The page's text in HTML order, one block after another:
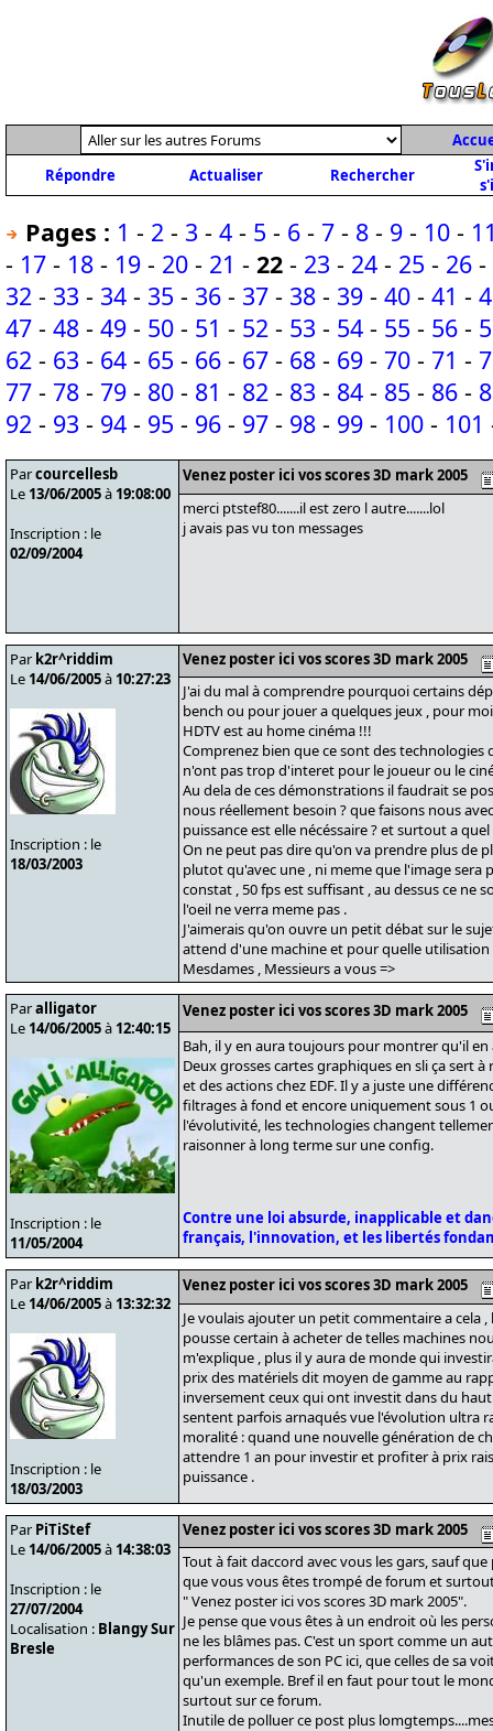
Répondre
Actualiser Rechercher
Pages : 1 - 2 - 3 - 4 - 5 - 6 - 7 - 8 - 9 - 10 -
- 17 - 18 - 19 - 20 - 21 - 22 - 23 - 24 - 25 - 26 -
32 - 33 - 34 - 35 - 36 - 37 - 38 - 39 - 40 - 41 -
47 - 48 - 49 - 50 - 51 - 52 - 53 - 54 - 55 - 56 -
62 - 63 - 64 - 65 - 66 - 67 - 68 - 69 - 70 - 71 -
77 - 78 - 79 - 80 - 81 - 82 - 83 - 84 - 85 - 86 -
92 - 93 - 94 - 95 - 96 - 97 - 98 - 99 - 100 - 101
Parcourcellesb
Le 13/06/2005à 19:08:00
Inscription : le
02/09/2004
Venez poster ici vos scores 3D mark 2005
merci ptstef80.......il est zero l autre.......lol
j avais pas vu ton messages
Par k2r^riddim
Le 14/06/2005à 10:27:23
Inscription : le
18/03/2003
Venez poster ici vos scores 3D mark 2005
J'ai du mal à comprendre pourquoi certains
bench ou pour jouer a quelques jeux , pour
HDTV est au home cinéma !!!
Comprenez bien que ce sont des
n'ont pas trop d'interet pour le joueur ou le
Au dela de ces démonstrations il faudrait se
nous réellement besoin ? que faisons nous
puissance est elle nécéssaire ? et surtout a
On ne peut pas dire qu'on va prendre plus de
plutot qu'avec une , ni meme que l'image sera
constat , 50 fps est suffisant , au dessus ce ne
l'oeil ne verra meme pas .
J'aimerais qu'on ouvre un petit débat sur le
attend d'une machine et pour quelle utilisation
Mesdames , Messieurs a vous =>
Paralligator
Le 14/06/2005à 12:40:15
Inscription : le
11/05/2004
Venez poster ici vos scores 3D mark 2005
Bah, il y en aura toujours pour montrer qu'il en
Deux grosses cartes graphiques en sli ça sert
et des actions chez EDF. Il y a juste une
filtrages à fond et encore uniquement sous 1
l'évolutivité, les technologies changent
raisonner à long terme sur une config.
Contre une loi absurde, inapplicable et
français, l'innovation, et les libertés
Par k2r^riddim
Le 14/06/2005à 13:32:32
Inscription : le
18/03/2003
Venez poster ici vos scores 3D mark 2005
Je voulais ajouter un petit commentaire a cela
pousse certain à acheter de telles machines
m'explique , plus il y aura de monde qui
prix des matériels dit moyen de gamme au
inversement ceux qui ont investit dans du haut
sentent parfois arnaqués vue l'évolution ultra
moralité : quand une nouvelle génération de
attendre 1 an pour investir et profiter à prix
puissance .
Par PiTiStef
Le 14/06/2005à 14:38:03
Inscription : le
27/07/2004
Localisation : Blangy Sur
Bresle
Venez poster ici vos scores 3D mark 2005
Tout à fait daccord avec vous les gars, sauf
que vous vous êtes trompé de forum et
" Venez poster ici vos scores 3D mark 2005".
Je pense que vous êtes à un endroit où les
ne les blâmes pas. C'est un sport comme un
performances de son PC ici, que celles de sa
qu'un exemple. Bref il en faut pour tout le
surtout sur ce forum.
Inutile de polluer ce post plus